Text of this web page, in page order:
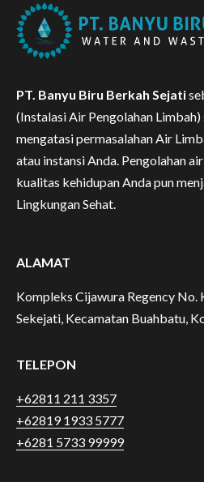
PT. Banyu Biru Berkah Sejati
(Instalasi Air Pengolahan
mengatasi permasalahan Air
atau instansi Anda. Pengolahan
kualitas kehidupan Anda pun
Lingkungan Sehat.
ALAMAT
Kompleks Cijawura Regency No.
Sekejati, Kecamatan Buahbatu,
TELEPON
+62811 211 3357
+62819 1933 5777
+6281 5733 99999